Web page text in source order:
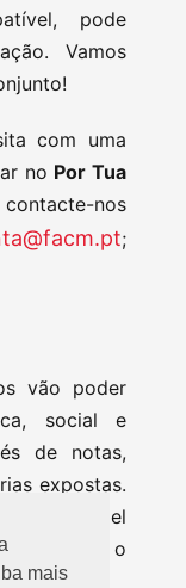
mais
pode
Vamos
com uma
no Por Tua
nos
;
vão poder
social e
de notas,
expostas.
do Papel
o
✨